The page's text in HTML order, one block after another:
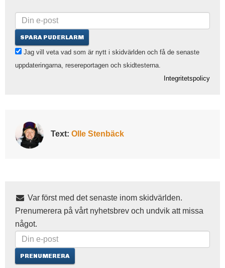
SPARA PUDERLARM
Jag vill veta vad som är nytt i skidvärlden och få de senaste
uppdateringarna, resereportagen och skidtesterna.
Integritetspolicy
Text: Olle Stenbäck
Var först med det senaste inom skidvärlden.
Prenumerera på vårt nyhetsbrev och undvik att missa
något.